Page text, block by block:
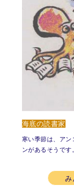
海底の読書家
寒い季節は、アン
ンがあるそうです
み